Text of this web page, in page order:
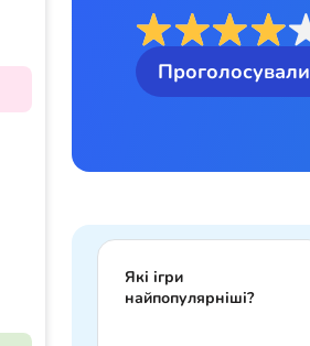
Проголосували
Які ігри
найпопулярніші?